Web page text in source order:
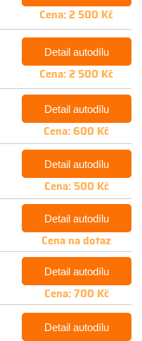
Cena: 2 500 Kč
Detail autodílu
Cena: 2 500 Kč
Detail autodílu
Cena: 600 Kč
Detail autodílu
Cena: 500 Kč
Detail autodílu
Cena na dotaz
Detail autodílu
Cena: 700 Kč
Detail autodílu